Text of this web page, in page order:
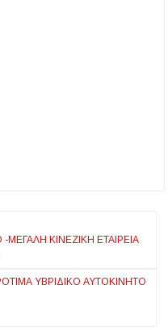
ΚΙΝΕΖΙΚΉ ΕΤΑΙΡΕΊΑ
ΥΒΡΙΔΙΚΌ ΑΥΤΟΚΊΝΗΤΟ